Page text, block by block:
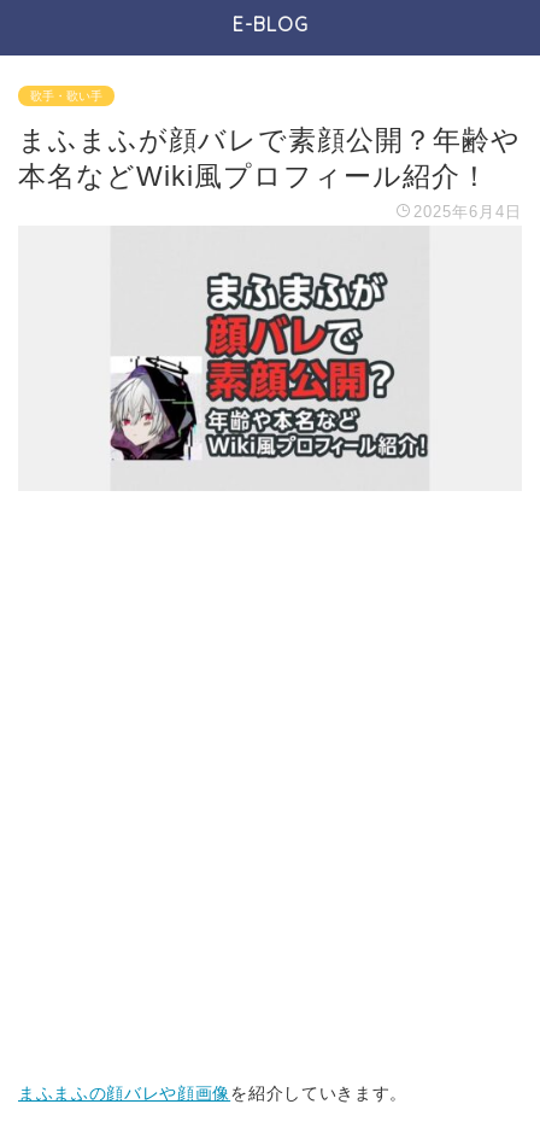
E-BLOG
歌手・歌い手
まふまふが顔バレで素顔公開？年齢や
本名などWiki風プロフィール紹介！
2025年6月4日
まふまふの顔バレや顔画像 を紹介していきます。